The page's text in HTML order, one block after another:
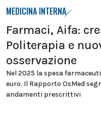
MEDICINA INTERNA
Farmaci, Aifa:
Politerapia e
osservazione
Nel 2025 la spesa
euro. Il Rapporto OsMed
andamenti prescrittivi